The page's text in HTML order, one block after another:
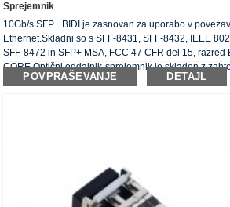
Sprejemnik
10Gb/s SFP+ BIDI je zasnovan za uporabo v
Ethernet.Skladni so s SFF-8431, SFF-8432, IEEE
SFF-8472 in SFP+ MSA, FCC 47 CFR del 15, razred
CORE.Optični oddajnik-sprejemnik je skladen z
POVPRAŠEVANJE DETAJL